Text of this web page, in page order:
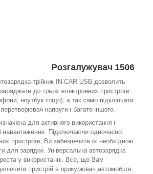
Розгалужувач 1506
трійник IN-CAR USB дозволить
до трьох електронних пристроїв
ноутбук тощо), а так само підключати
напруги і багато іншого.
для активного використання і
навантаження. Підключаючи одночасно
пристроїв, Ви забезпечите їх необхідною
для зарядки. Універсальна автозарядка
у використанні. Все, що Вам
пристрій в прикурювач автомобіля.